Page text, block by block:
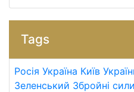
Tags
Росія Україна Київ
Зеленський Збройні